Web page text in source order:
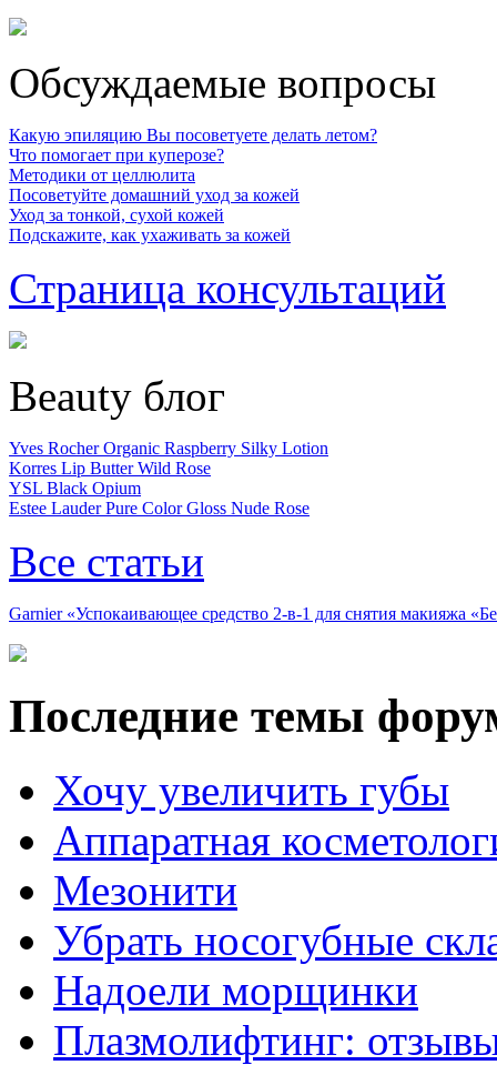
Обсуждаемые вопросы
Какую эпиляцию Вы посоветуете делать летом?
Что помогает при куперозе?
Методики от целлюлита
Посоветуйте домашний уход за кожей
Уход за тонкой, сухой кожей
Подскажите, как ухаживать за кожей
Страница консультаций
Beauty блог
Yves Rocher Organic Raspberry Silky Lotion
Korres Lip Butter Wild Rose
YSL Black Opium
Estee Lauder Pure Color Gloss Nude Rose
Все статьи
Garnier «Успокаивающее средство 2-в-1 для снятия макияжа
Последние темы
Хочу увеличить губы
Аппаратная
Мезонити
Убрать носогубные
Надоели морщинки
Плазмолифтинг: